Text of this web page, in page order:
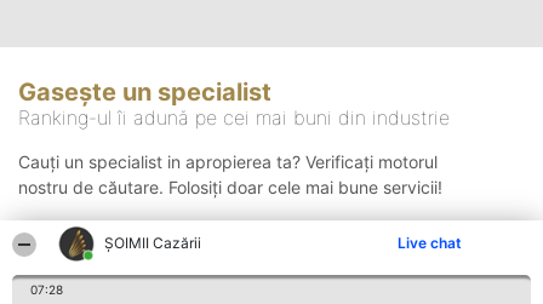
ȘOIMII Cazării Live chat
07:28
Gasește un specialist
Ranking-ul îi adună pe cei mai buni din industrie
Cauți un specialist in apropierea ta? Verificați motorul
nostru de căutare. Folosiți doar cele mai bune servicii!